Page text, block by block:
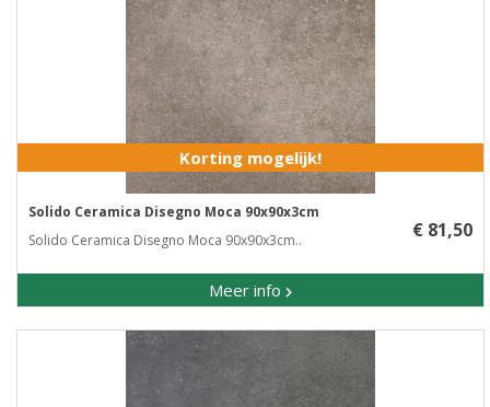
Korting mogelijk!
Solido Ceramica Disegno Moca 90x90x3cm
Solido Ceramica Disegno Moca 90x90x3cm..
Meer info
€ 81,50